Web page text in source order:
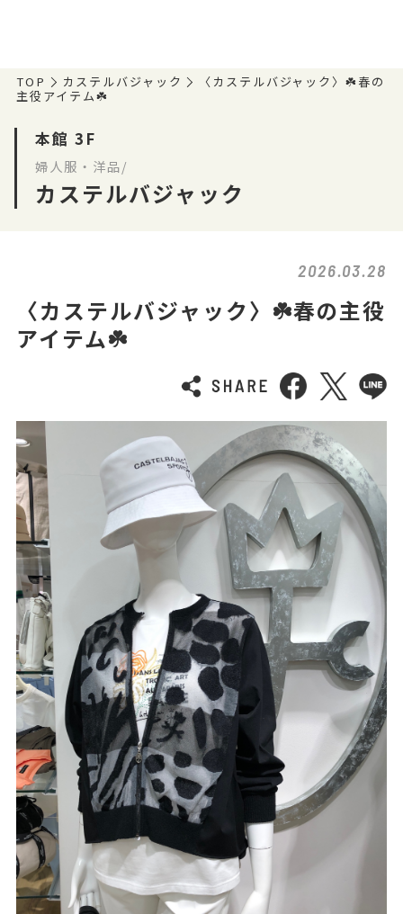
TOP カステルバジャック
〈カステルバジャック〉☘️春の
主役アイテム☘️
本館 3F
婦人服・洋品/
カステルバジャック
2026.03.28
〈カステルバジャック〉☘️春の主役
アイテム☘️